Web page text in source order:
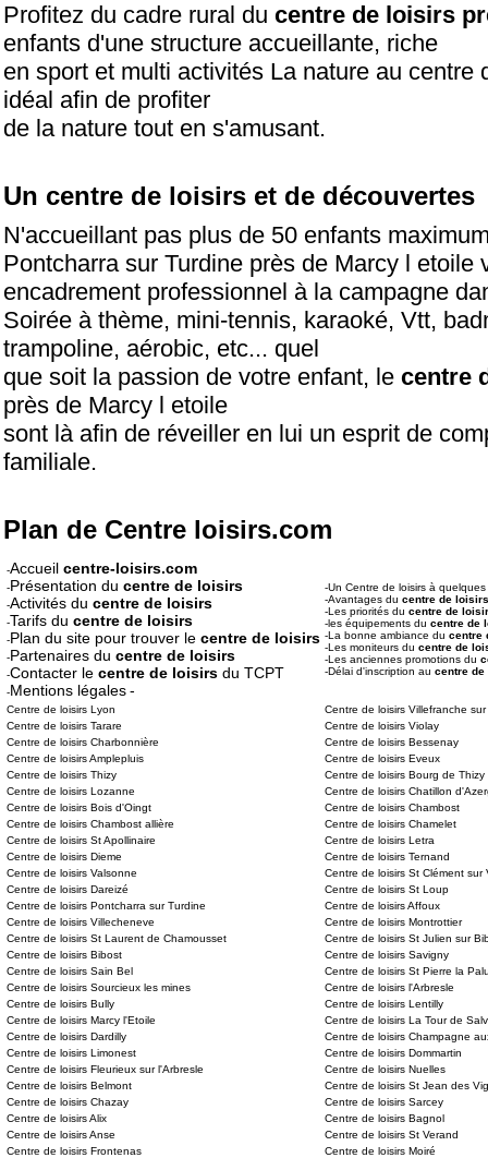
Profitez du cadre rural du centre de loisirs
enfants d'une structure accueillante, riche
en sport et multi activités La nature au
idéal afin de profiter
de la nature tout en s'amusant.
Un centre de loisirs et de découvertes
N'accueillant pas plus de 50 enfants
Pontcharra sur Turdine près de Marcy l etoile
encadrement professionnel à la campagne
Soirée à thème, mini-tennis, karaoké, Vtt,
trampoline, aérobic, etc... quel
que soit la passion de votre enfant, le centre
près de Marcy l etoile
sont là afin de réveiller en lui un esprit de
familiale.
Plan de Centre loisirs.com
-Accueil centre-loisirs.com
-Présentation du centre de loisirs
-Activités du centre de loisirs
-Tarifs du centre de loisirs
-Plan du site pour trouver le centre de loisirs
-Partenaires du centre de loisirs
-Contacter le centre de loisirs du TCPT
-Mentions légales-
-Un Centre de loisirs à
-Avantages du centre de
-Les priorités du centre de
-les équipements du centre de
-La bonne ambiance du centre
-Les moniteurs du centre de
-Les anciennes promotions du
-Délai d'inscription au centre
Centre de loisirs Lyon
Centre de loisirs Villefranche
Centre de loisirs Tarare
Centre de loisirs Violay
Centre de loisirs Charbonnière
Centre de loisirs Bessenay
Centre de loisirs Amplepluis
Centre de loisirs Eveux
Centre de loisirs Thizy
Centre de loisirs Bourg de Thizy
Centre de loisirs Lozanne
Centre de loisirs Chatillon
Centre de loisirs Bois d'Oingt
Centre de loisirs Chambost
Centre de loisirs Chambost allière
Centre de loisirs Chamelet
Centre de loisirs St Apollinaire
Centre de loisirs Letra
Centre de loisirs Dieme
Centre de loisirs Ternand
Centre de loisirs Valsonne
Centre de loisirs St Clément sur
Centre de loisirs Dareizé
Centre de loisirs St Loup
Centre de loisirs Pontcharra sur Turdine
Centre de loisirs Affoux
Centre de loisirs Villecheneve
Centre de loisirs Montrottier
Centre de loisirs St Laurent de Chamousset
Centre de loisirs St Julien sur
Centre de loisirs Bibost
Centre de loisirs Savigny
Centre de loisirs Sain Bel
Centre de loisirs St Pierre la
Centre de loisirs Sourcieux les mines
Centre de loisirs l'Arbresle
Centre de loisirs Bully
Centre de loisirs Lentilly
Centre de loisirs Marcy l'Etoile
Centre de loisirs La Tour de
Centre de loisirs Dardilly
Centre de loisirs Champagne
Centre de loisirs Limonest
Centre de loisirs Dommartin
Centre de loisirs Fleurieux sur l'Arbresle
Centre de loisirs Nuelles
Centre de loisirs Belmont
Centre de loisirs St Jean des
Centre de loisirs Chazay
Centre de loisirs Sarcey
Centre de loisirs Alix
Centre de loisirs Bagnol
Centre de loisirs Anse
Centre de loisirs St Verand
Centre de loisirs Frontenas
Centre de loisirs Moiré